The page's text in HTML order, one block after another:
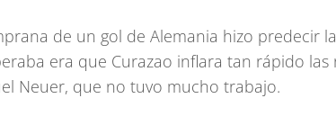
de un gol de Alemania hizo predecir
era que Curazao inflara tan rápido
Neuer, que no tuvo mucho trabajo.